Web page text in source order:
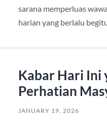
sarana memperluas
harian yang berlalu
Kabar Hari Ini
Perhatian
JANUARY 19, 2026